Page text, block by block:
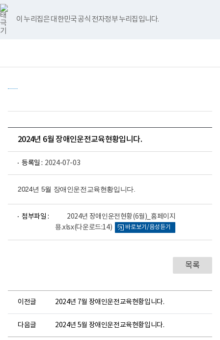
바
로
가
기
메
이 누리집은 대한민국 공식 전자정부 누리집입니다.
너
비
767px
이
하
운
복
부
국
립
재
활
중
앙
장
건
의
료
검
메
홈
2024년 6월 장애인운전교육현황입니다.
등록일 : 2024-07-03
2024년 5월 장애인운전교육현황입니다.
첨부파일 :
2024년 장애인운전현황(6월)_홈페이지
용.xlsx(다운로드:14)
어
바로보기/음성듣기
목록
이전글 2024년 7월 장애인운전교육현황입니다.
다음글 2024년 5월 장애인운전교육현황입니다.
유
튜
브
블
로
그
인
스
타
그
램
페
이
스
북